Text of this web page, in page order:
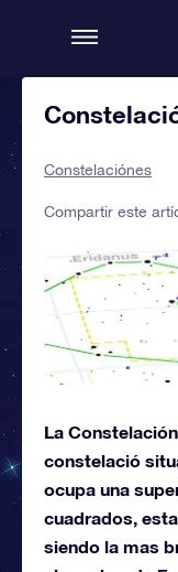
Constelaciónes
Compartir este
La
constelació
ocupa una
cuadrados,
siendo la mas